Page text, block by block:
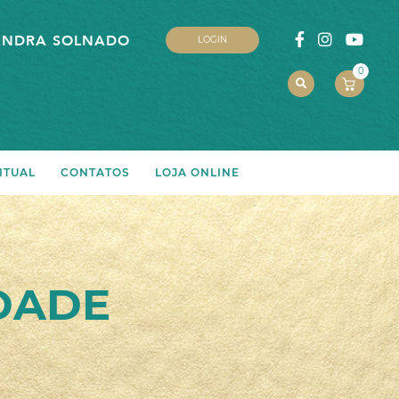
SOLNADO LOGIN
0
CONTATOS LOJA ONLINE